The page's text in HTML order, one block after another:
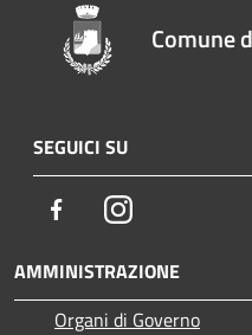
Comune
SEGUICI SU
FacebookInstagram
AMMINISTRAZIONE
Organi di Governo